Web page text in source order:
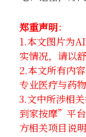
郑重声明：
1.本文图片为
实情况，请以
2.本文所有内
专业医疗与药
3.文中所涉相
到家按摩”平
方相关项目说明